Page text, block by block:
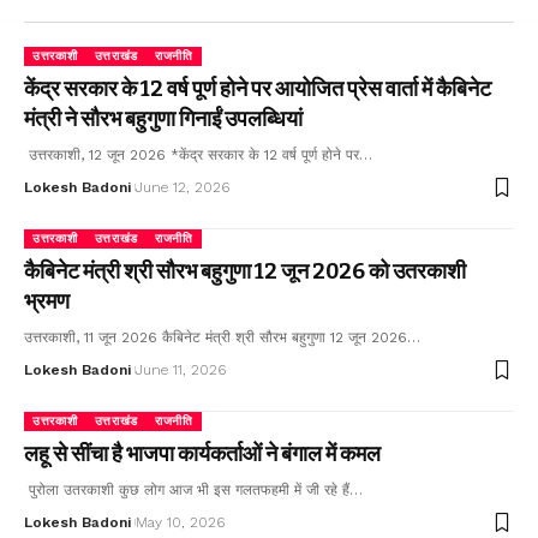
उत्तरकाशी उत्तराखंड राजनीति
केंद्र सरकार के 12 वर्ष पूर्ण होने पर आयोजित प्रेस वार्ता में कैबिनेट
मंत्री ने सौरभ बहुगुणा गिनाईं उपलब्धियां
उत्तरकाशी, 12 जून 2026 *केंद्र सरकार के 12 वर्ष पूर्ण होने पर…
Lokesh Badoni June 12, 2026
उत्तरकाशी उत्तराखंड राजनीति
कैबिनेट मंत्री श्री सौरभ बहुगुणा 12 जून 2026 को उतरकाशी
भ्रमण
उत्तरकाशी, 11 जून 2026 कैबिनेट मंत्री श्री सौरभ बहुगुणा 12 जून 2026…
Lokesh Badoni June 11, 2026
उत्तरकाशी उत्तराखंड राजनीति
लहू से सींचा है भाजपा कार्यकर्ताओं ने बंगाल में कमल
पुरोला उतरकाशी कुछ लोग आज भी इस गलतफहमी में जी रहे हैं…
Lokesh Badoni May 10, 2026